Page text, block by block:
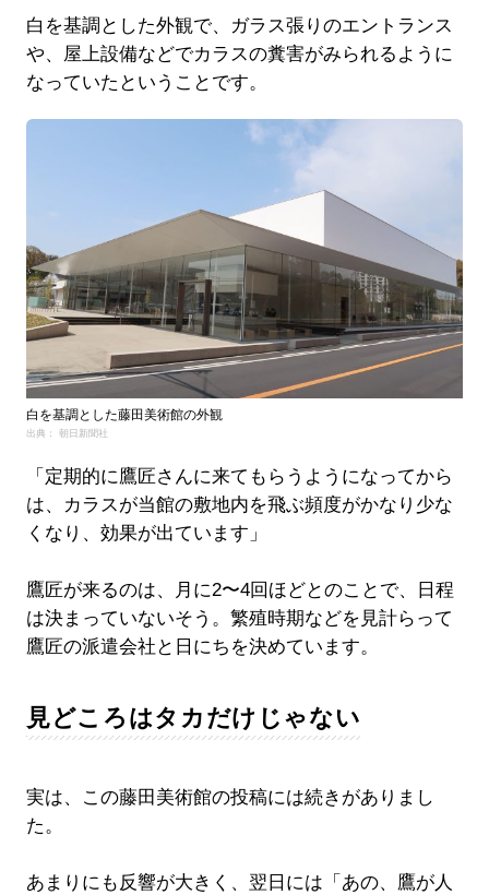
白を基調とした外観で、ガラス張りのエントランス
や、屋上設備などでカラスの糞害がみられるように
なっていたということです。
白を基調とした藤田美術館の外観
出典： 朝日新聞社
「定期的に鷹匠さんに来てもらうようになってから
は、カラスが当館の敷地内を飛ぶ頻度がかなり少な
くなり、効果が出ています」
鷹匠が来るのは、月に2〜4回ほどとのことで、日程
は決まっていないそう。繁殖時期などを見計らって
鷹匠の派遣会社と日にちを決めています。
見どころはタカだけじゃない
実は、この藤田美術館の投稿には続きがありまし
た。
あまりにも反響が大きく、翌日には「あの、鷹が人